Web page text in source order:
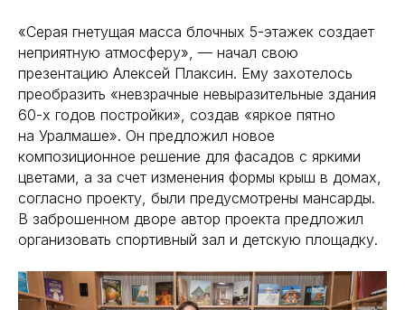
«Серая гнетущая масса блочных 5-этажек создает
неприятную атмосферу», — начал свою
презентацию Алексей Плаксин. Ему захотелось
преобразить «невзрачные невыразительные здания
60-х годов постройки», создав «яркое пятно
на Уралмаше». Он предложил новое
композиционное решение для фасадов с яркими
цветами, а за счет изменения формы крыш в домах,
согласно проекту, были предусмотрены мансарды.
В заброшенном дворе автор проекта предложил
организовать спортивный зал и детскую площадку.